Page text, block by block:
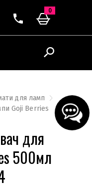
0
для ламп
Goji Berries
для
500мл